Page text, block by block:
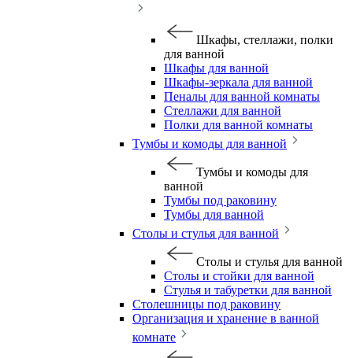
Шкафы, стеллажи, полки
для ванной
Шкафы для ванной
Шкафы-зеркала для ванной
Пеналы для ванной комнаты
Стеллажи для ванной
Полки для ванной комнаты
Тумбы и комоды для ванной
Тумбы и комоды для
ванной
Тумбы под раковину
Тумбы для ванной
Столы и стулья для ванной
Столы и стулья для ванной
Столы и стойки для ванной
Стулья и табуретки для ванной
Столешницы под раковину
Организация и хранение в ванной
комнате